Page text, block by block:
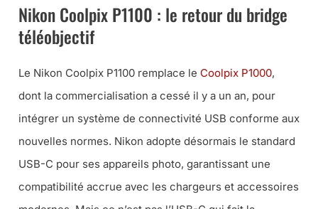
Nikon Coolpix P1100 : le retour du bridge
téléobjectif
Le Nikon Coolpix P1100 remplace le Coolpix P1000,
dont la commercialisation a cessé il y a un an, pour
intégrer un système de connectivité USB conforme aux
nouvelles normes. Nikon adopte désormais le standard
USB-C pour ses appareils photo, garantissant une
compatibilité accrue avec les chargeurs et accessoires